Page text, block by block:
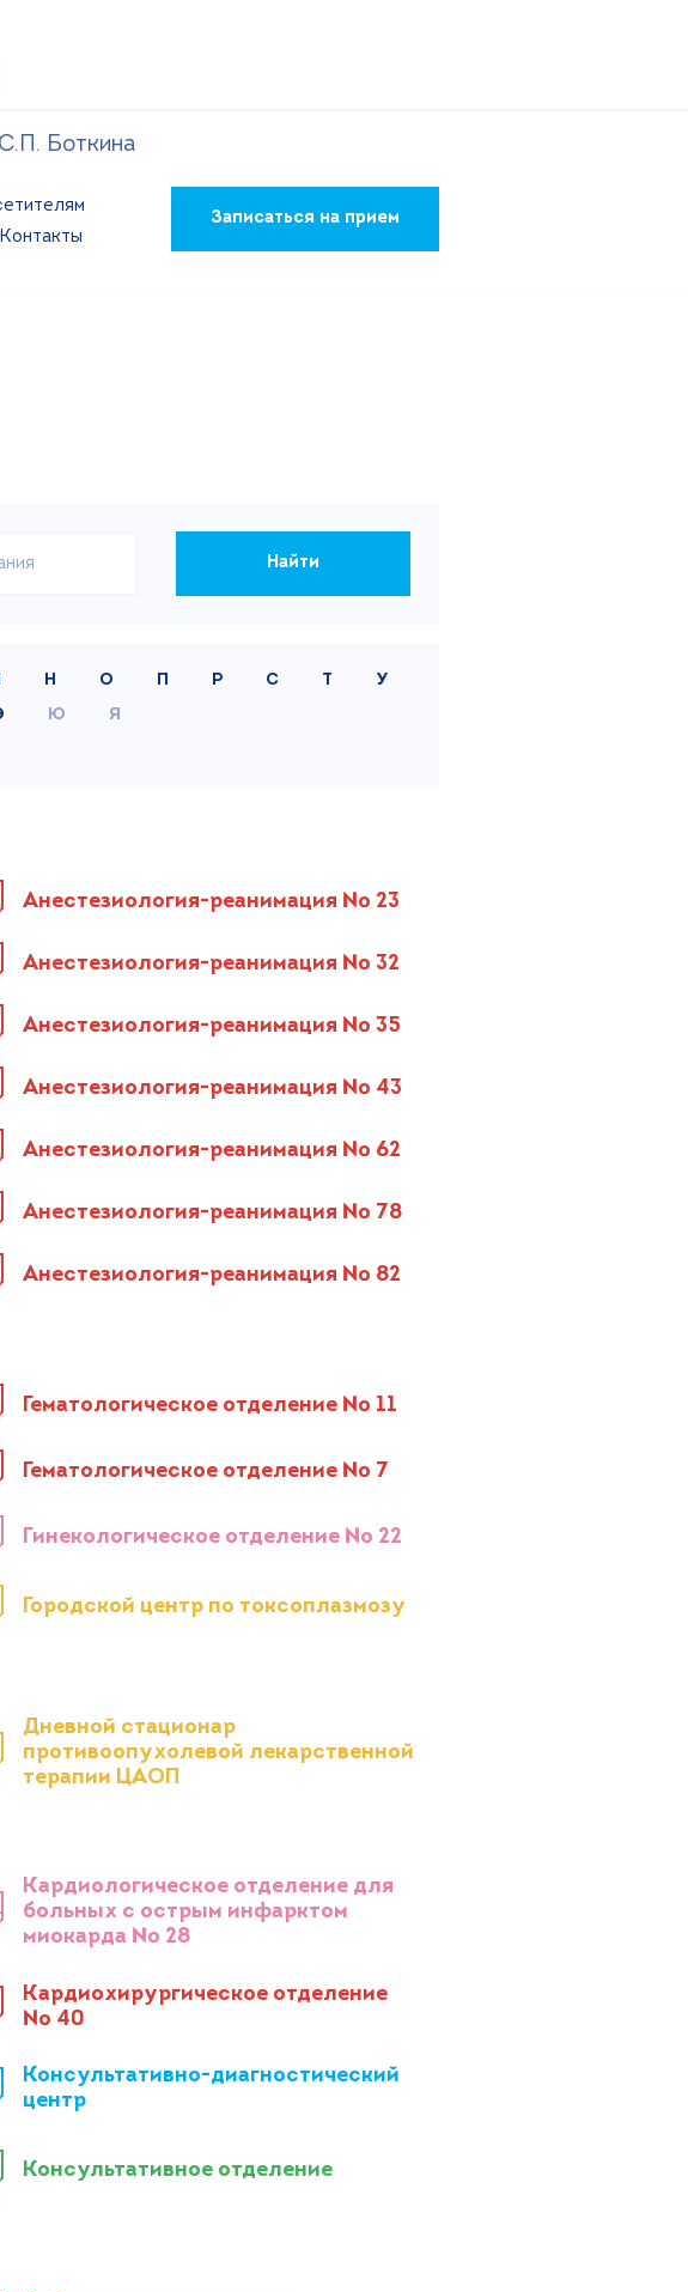
Боткина
Контакты
Записаться на прием
Н О П Р С Т
У
Ю Я
Анестезиология-реанимация № 23
Анестезиология-реанимация № 32
Анестезиология-реанимация № 35
Анестезиология-реанимация № 43
Анестезиология-реанимация № 62
Анестезиология-реанимация № 78
Анестезиология-реанимация № 82
Гематологическое отделение № 11
Гематологическое отделение № 7
Гинекологическое отделение № 22
Городской центр по токсоплазмозу
Дневной стационар
противоопухолевой лекарственной
терапии ЦАОП
Кардиологическое отделение для
больных с острым инфарктом
миокарда № 28
Кардиохирургическое отделение
№ 40
Консультативно-диагностический
центр
Консультативное отделение